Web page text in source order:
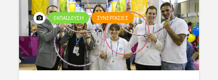
ΕΚΠΑΙΔΕΥΣΗ ΣΥΝΕΡΓΑΣΙΕΣ